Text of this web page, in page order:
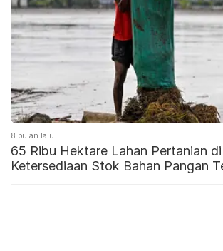
8 bulan lalu
65 Ribu Hektare Lahan Pertanian
Ketersediaan Stok Bahan Pangan